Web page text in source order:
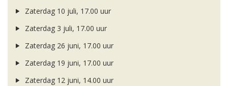
Zaterdag 10 juli, 17.00 uur
Zaterdag 3 juli, 17.00 uur
Zaterdag 26 juni, 17.00 uur
Zaterdag 19 juni, 17.00 uur
Zaterdag 12 juni, 14.00 uur